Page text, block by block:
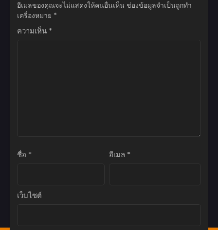
ตอนที่ 43
ตอนที่ 38
เมษายน 19, 2026
อีเมลของคุณจะไม่แสดงให้คนอื่นเห็น ช่องข้อมูลจำเป็นถูกทำ
เครื่องหมาย *
ความเห็น *
ชื่อ * อีเมล *
เว็บไซต์